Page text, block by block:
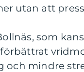
utan att
som
förbättrat
och mindre